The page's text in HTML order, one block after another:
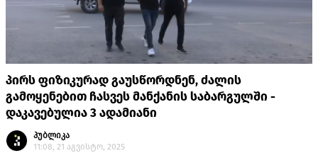
პირს ფიზიკურად გაუსწორდნენ, ძალის
გამოყენებით ჩასვეს მანქანის საბარგულში -
დაკავებულია 3 ადამიანი
პუბლიკა
11:08, 21 აგვისტო, 2025